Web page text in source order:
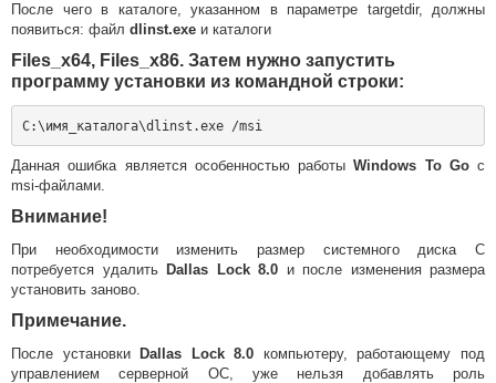
После чего в каталоге, указанном в параметре targetdir, должны
появиться: файл dlinst.exe и каталоги
Files_x64, Files_x86. Затем нужно запустить
программу установки из командной строки:
Данная ошибка является особенностью работыWindows To Goс
msi-файлами.
Внимание!
При необходимости изменить размер системного диска С
потребуется удалить Dallas Lock 8.0 и после изменения размера
установить заново.
Примечание.
После установки Dallas Lock 8.0 компьютеру, работающему под
управлением серверной ОС, уже нельзя добавлять роль